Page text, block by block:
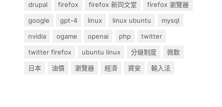
drupal
firefox firefox 新同文堂
firefox 瀏覽器
google
gpt-4 linux linux ubuntu
mysql
nvidia
ogame openai php
twitter
twitter firefox
ubuntu linux 分級制度
微軟
日本
油價 瀏覽器 經濟 資安 輸入法